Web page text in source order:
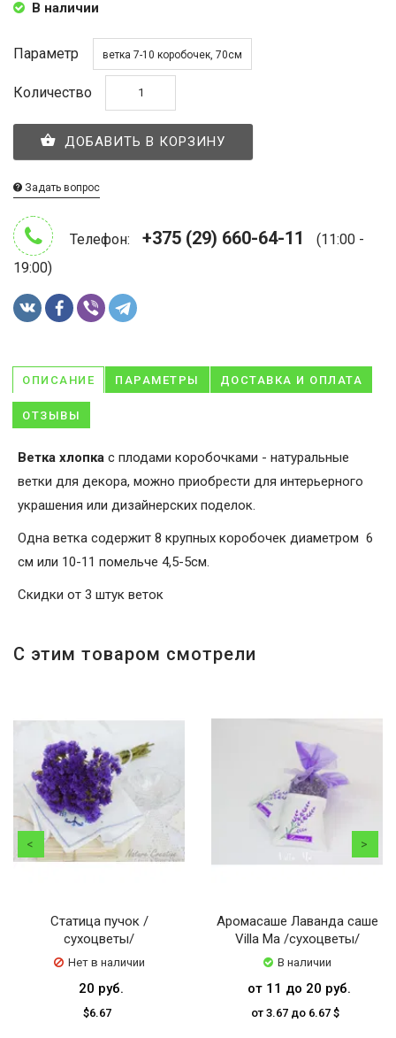
В наличии
Параметр ветка 7-10 коробочек, 70см
Количество
ДОБАВИТЬ В КОРЗИНУ
Задать вопрос
Телефон: +375 (29) 660-64-11
(11:00 -
19:00)
ОПИСАНИЕ ПАРАМЕТРЫ ДОСТАВКА И ОПЛАТА
ОТЗЫВЫ
Ветка хлопка с плодами коробочками - натуральные
ветки для декора, можно приобрести для интерьерного
украшения или дизайнерских поделок.
Одна ветка содержит 8 крупных коробочек диаметром 6
см или 10-11 помельче 4,5-5см.
Скидки от 3 штук веток
С этим товаром смотрели
Статица пучок /
сухоцветы/
Нет в наличии
20 руб.
$6.67
Аромасаше Лаванда саше
Villa Ma /сухоцветы/
В наличии
от 11 до 20 руб.
от 3.67 до 6.67 $